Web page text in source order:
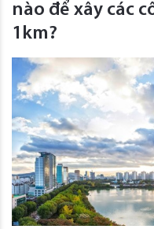
nào để xây các
1km?